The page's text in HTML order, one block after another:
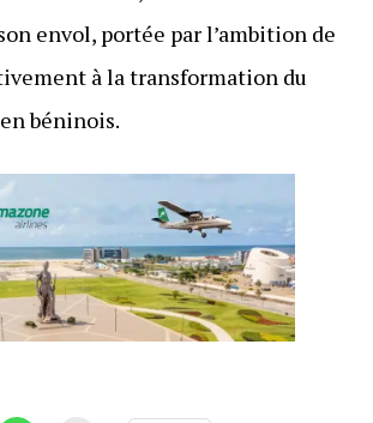
envol, portée par l’ambition de
à la transformation du
béninois.